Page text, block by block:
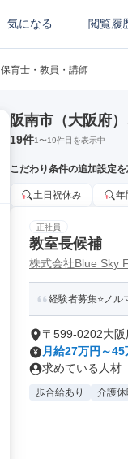
気になる 閲覧履
保育士・教員・講師
阪南市（大阪府
19件1〜19件目を表示中
こだわり条件の追加設定
土日祝休み 年
正社員
教室長候補
株式会社Blue Sky
経験者募集⭐ノル
〒599-0202大阪
月給27万円～45
求めている
歩合給あり 介護休